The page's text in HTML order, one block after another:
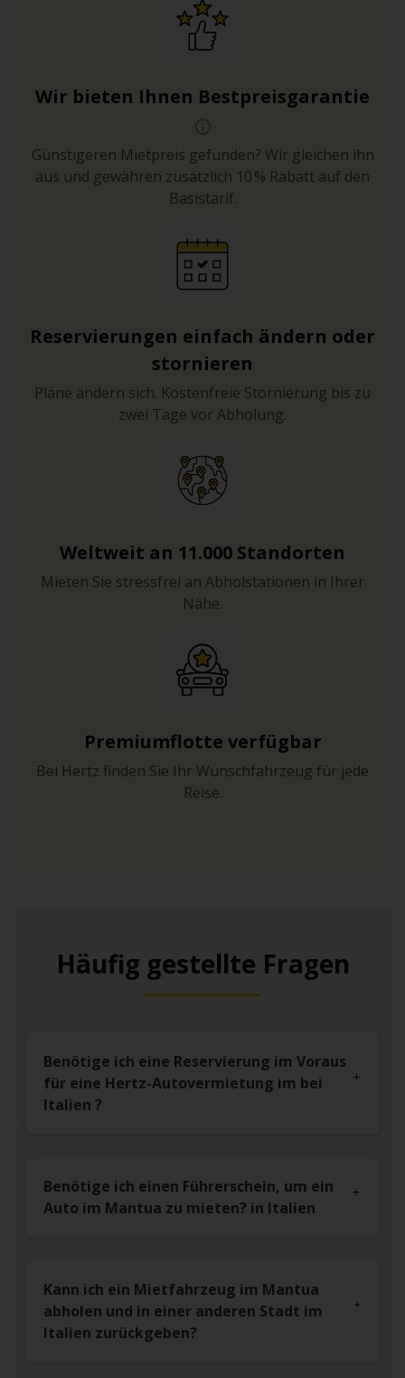
Wir bieten Ihnen Bestpreisgarantie
Günstigeren Mietpreis gefunden? Wir gleichen ihn
aus und gewähren zusätzlich 10 % Rabatt auf den
Basistarif.
Reservierungen einfach ändern oder
stornieren
Pläne ändern sich. Kostenfreie Stornierung bis zu
zwei Tage vor Abholung.
Weltweit an 11.000 Standorten
Mieten Sie stressfrei an Abholstationen in Ihrer
Nähe.
Premiumflotte verfügbar
Bei Hertz finden Sie Ihr Wunschfahrzeug für jede
Reise.
Häufig gestellte Fragen
Benötige ich eine Reservierung im Voraus
für eine Hertz-Autovermietung im bei
Italien ?
Benötige ich einen Führerschein, um ein
Auto im Mantua zu mieten? in Italien
Kann ich ein Mietfahrzeug im Mantua
abholen und in einer anderen Stadt im
Italien zurückgeben?